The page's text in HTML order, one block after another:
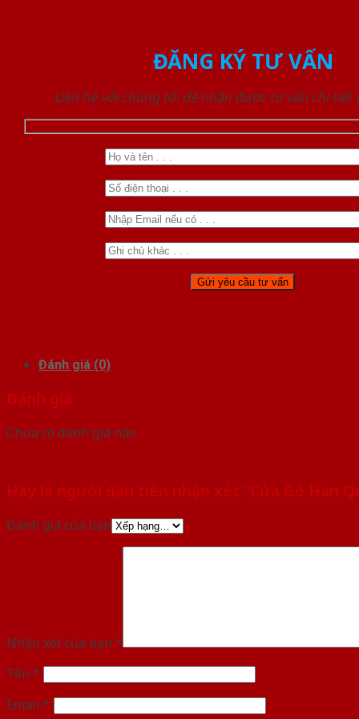
ĐĂNG KÝ TƯ VẤN
Liên hệ với chúng tôi để nhận được tư vấn chi tiết
Đánh giá (0)
Đánh giá
Chưa có đánh giá nào.
Hãy là người đầu tiên nhận xét “Cửa Gỗ Hàn
Đánh giá của bạn
Nhận xét của bạn *
Tên *
Email *